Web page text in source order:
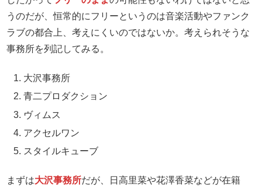
うのだが、恒常的にフリーというのは音楽活動やファンク
ラブの都合上、考えにくいのではないか。考えられそうな
事務所を列記してみる。
大沢事務所
青二プロダクション
ヴィムス
アクセルワン
スタイルキューブ
まずは大沢事務所だが、日高里菜や花澤香菜などが在籍